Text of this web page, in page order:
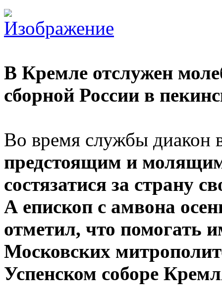
В Кремле отслужен
сборной России в
Во время службы диакон
предстоящим и
состязатися за страну
А епископ с амвона
отметил, что помогать
Московских
Успенском соборе